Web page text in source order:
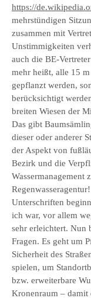
https://
mehrstündigen
zusammen mit
Unstimmigkeiten
auch die BE-
mehr heißt, alle 15
gepflanzt werden,
berücksichtigt
breiten Wiesen der
Das gibt
dieser oder anderer
der Aspekt von
Bezirk und die
Wassermanagement
Unterschriften
ich war, vor allem
sehr erleichtert. Nun
Fragen. Es geht um
Sicherheit des
spielen, um
bzw. erweiterbare
Kronenraum – damit